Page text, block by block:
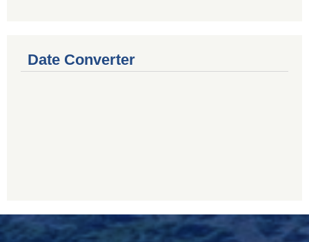
Date Converter